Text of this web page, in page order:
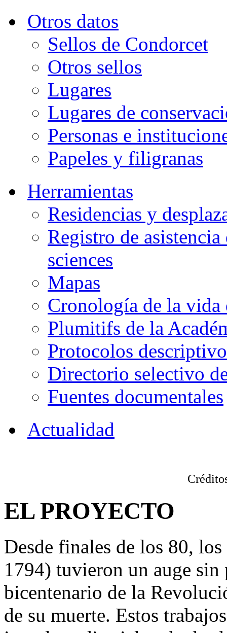
Otros datos
Sellos de Condorcet
Otros sellos
Lugares
Lugares de
Personas e
Papeles y filigranas
Herramientas
Residencias y
Registro de
sciences
Mapas
Cronología de la vida
Plumitifs de la
Protocolos
Directorio selectivo
Fuentes documentales
Actualidad
EL PROYECTO
Desde finales de los 80,
1794) tuvieron un auge sin
bicentenario de la
de su muerte. Estos